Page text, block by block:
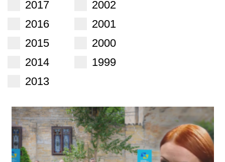
2017
2016
2015
2014
2013
2002
2001
2000
1999